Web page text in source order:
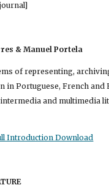
& Manuel Portela
of representing,
Portuguese, French and
and multimedia
Introduction Download